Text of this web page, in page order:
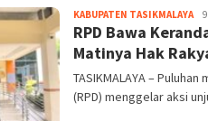
KABUPATEN TASIKMALAYATim
RPD Bawa
Matinya Hak
TASIKMALAYA –
(RPD) menggelar aksi